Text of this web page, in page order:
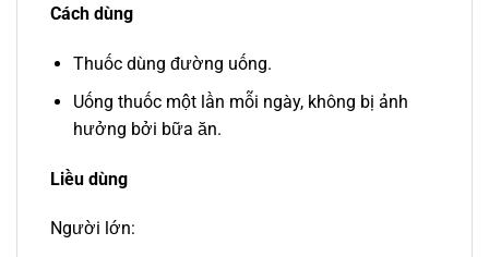
Cách dùng
Thuốc dùng đường uống.
Uống thuốc một lần mỗi ngày, không bị ảnh
hưởng bởi bữa ăn.
Liều dùng
Người lớn: